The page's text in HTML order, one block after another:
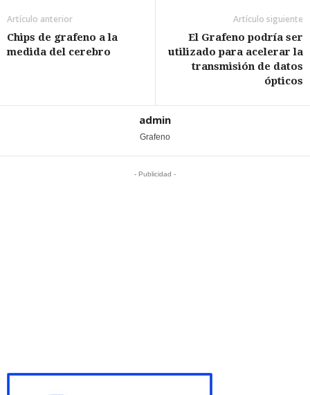
Artículo anterior
Chips de grafeno a la
medida del cerebro
Artículo siguiente
El Grafeno podría ser
utilizado para acelerar la
transmisión de datos
ópticos
admin
Grafeno
- Publicidad -